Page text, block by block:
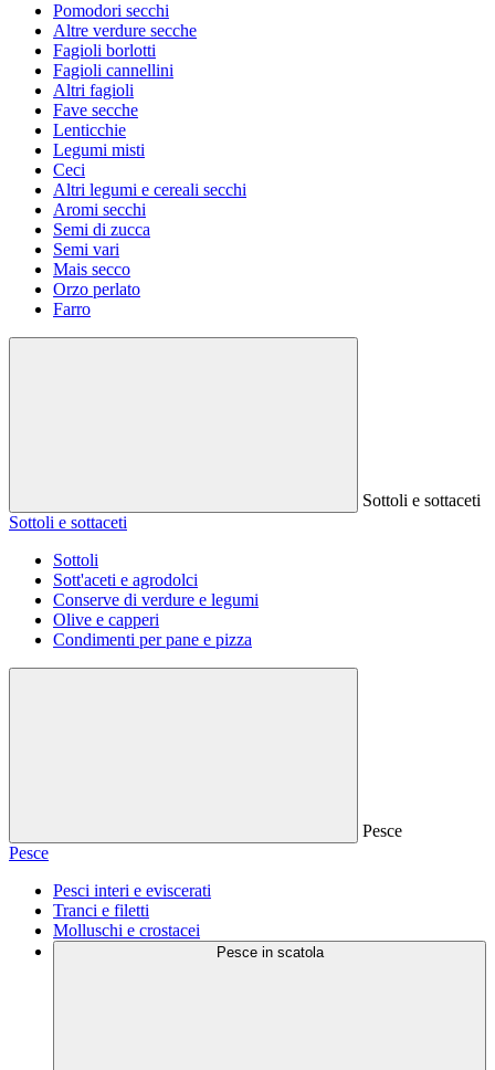
Pomodori secchi
Altre verdure secche
Fagioli borlotti
Fagioli cannellini
Altri fagioli
Fave secche
Lenticchie
Legumi misti
Ceci
Altri legumi e cereali secchi
Aromi secchi
Semi di zucca
Semi vari
Mais secco
Orzo perlato
Farro
Sottoli e sottaceti
Sottoli e sottaceti
Sottoli
Sott'aceti e agrodolci
Conserve di verdure e legumi
Olive e capperi
Condimenti per pane e pizza
Pesce
Pesce
Pesci interi e eviscerati
Tranci e filetti
Molluschi e crostacei
Pesce in scatola